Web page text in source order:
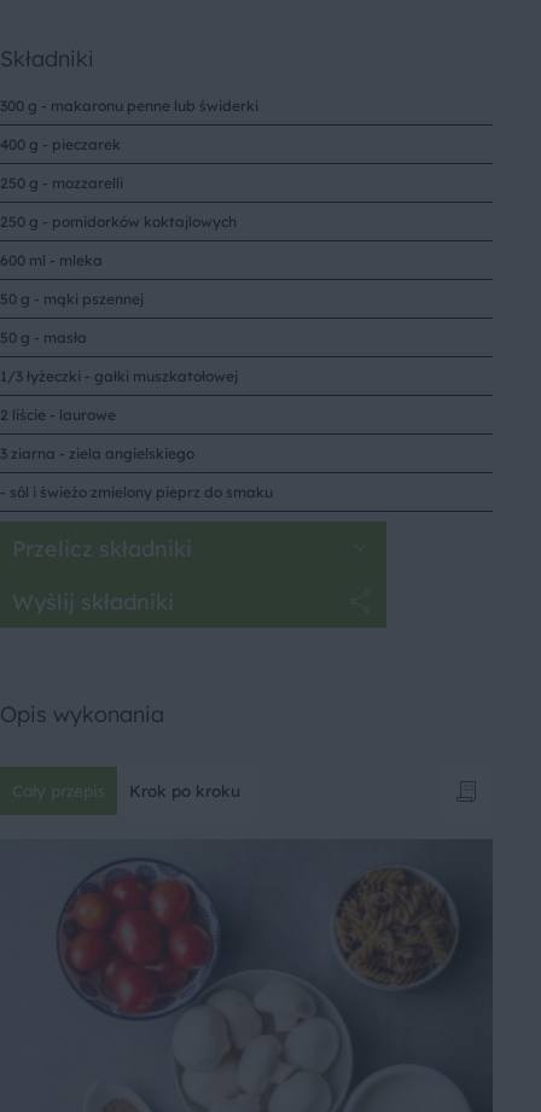
Składniki
300 g - makaronu penne lub świderki
400 g - pieczarek
250 g - mozzarelli
250 g - pomidorków koktajlowych
600 ml - mleka
50 g - mąki pszennej
50 g - masła
1/3 łyżeczki - gałki muszkatołowej
2 liście - laurowe
3 ziarna - ziela angielskiego
- sól i świeżo zmielony pieprz do smaku
Przelicz składniki
Wyślij składniki
Opis wykonania
Cały przepis Krok po kroku